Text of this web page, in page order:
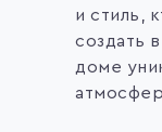
и стиль,
создать
доме